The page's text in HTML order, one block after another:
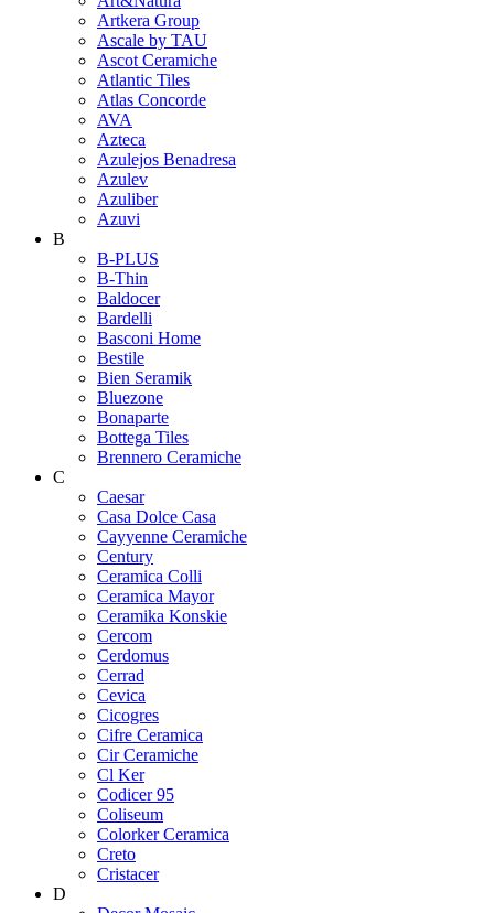
Artkera Group
Ascale by TAU
Ascot Ceramiche
Atlantic Tiles
Atlas Concorde
AVA
Azteca
Azulejos Benadresa
Azulev
Azuliber
Azuvi
B
B-PLUS
B-Thin
Baldocer
Bardelli
Basconi Home
Bestile
Bien Seramik
Bluezone
Bonaparte
Bottega Tiles
Brennero Ceramiche
C
Caesar
Casa Dolce Casa
Cayyenne Ceramiche
Century
Ceramica Colli
Ceramica Mayor
Ceramika Konskie
Cercom
Cerdomus
Cerrad
Cevica
Cicogres
Cifre Ceramica
Cir Ceramiche
Cl Ker
Codicer 95
Coliseum
Colorker Ceramica
Creto
Cristacer
D